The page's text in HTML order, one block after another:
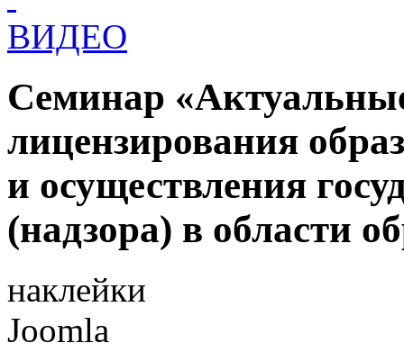
ВИДЕО
Cеминар
лицензирования
и осуществления
(надзора) в области
наклейки
Joomla